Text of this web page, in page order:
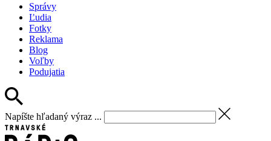
Správy
Ľudia
Fotky
Reklama
Blog
Voľby
Podujatia
Napíšte hľadaný výraz ...